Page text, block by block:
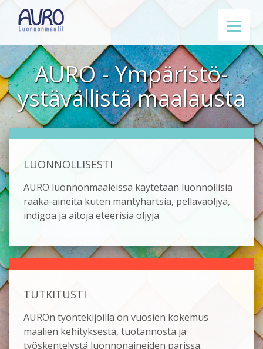
AURO - Ympäristö­
ystävällistä maalausta
LUONNOLLISESTI
AURO luonnonmaaleissa käytetään luonnollisia
raaka-aineita kuten mäntyhartsia, pellavaöljyä,
indigoa ja aitoja eteerisiä öljyjä.
TUTKITUSTI
AUROn työntekijöillä on vuosien kokemus
maalien kehityksestä, tuotannosta ja
työskentelystä luonnonaineiden parissa.